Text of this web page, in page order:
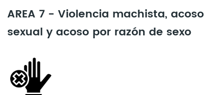
AREA 7 - Violencia machista, acoso
sexual y acoso por razón de sexo